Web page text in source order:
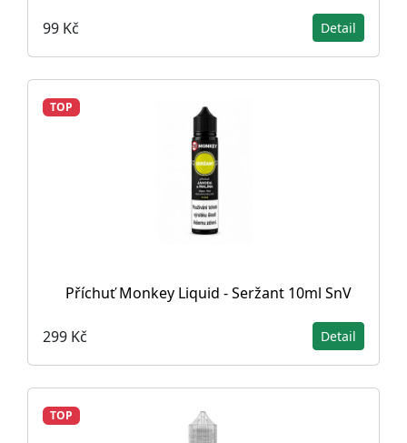
99 Kč Detail
TOP
Příchuť Monkey Liquid - Seržant 10ml SnV
299 Kč Detail
TOP